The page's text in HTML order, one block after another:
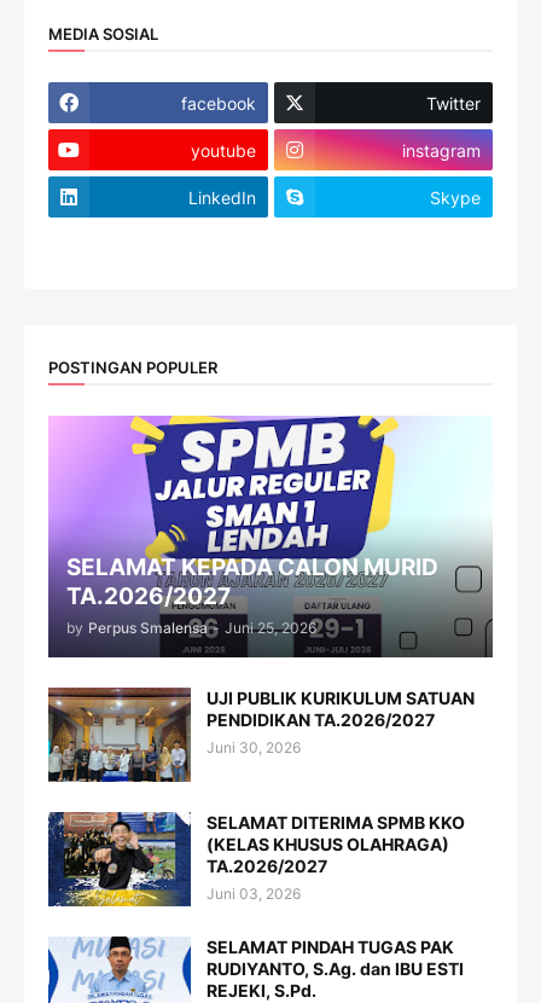
MEDIA SOSIAL
facebook Twitter
youtube instagram
LinkedIn Skype
POSTINGAN POPULER
SELAMAT KEPADA CALON MURID
TA.2026/2027
by Perpus Smalensa - Juni 25, 2026
UJI PUBLIK KURIKULUM SATUAN
PENDIDIKAN TA.2026/2027
Juni 30, 2026
SELAMAT DITERIMA SPMB KKO
(KELAS KHUSUS OLAHRAGA)
TA.2026/2027
Juni 03, 2026
SELAMAT PINDAH TUGAS PAK
RUDIYANTO, S.Ag. dan IBU ESTI
REJEKI, S.Pd.